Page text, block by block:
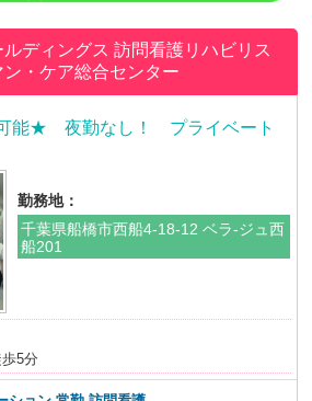
ルディングス訪問看護リハビリス
・ケア総合センター
能★ 夜勤なし！ プライベート
勤務地：
千葉県船橋市西船4-18-12 ベラ-ジュ西
船201
5分